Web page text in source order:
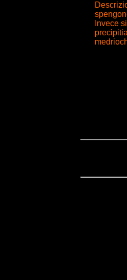
Invece